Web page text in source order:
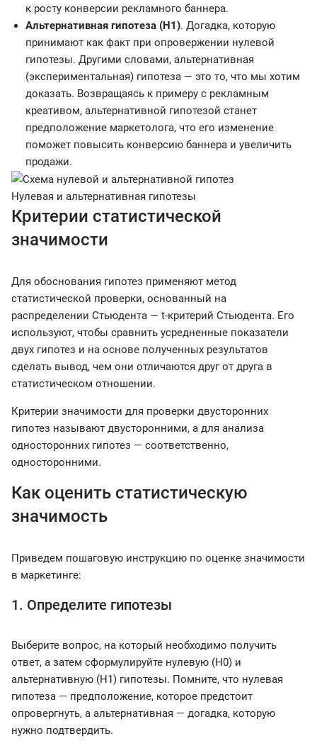
к росту конверсии рекламного баннера.
Альтернативная гипотеза (Н1). Догадка, которую
принимают как факт при опровержении нулевой
гипотезы. Другими словами, альтернативная
(экспериментальная) гипотеза — это то, что мы хотим
доказать. Возвращаясь к примеру с рекламным
креативом, альтернативной гипотезой станет
предположение маркетолога, что его изменение
поможет повысить конверсию баннера и увеличить
продажи.
Нулевая и альтернативная гипотезы
Критерии статистической
значимости
Для обоснования гипотез применяют метод
статистической проверки, основанный на
распределении Стьюдента — t-критерий Стьюдента. Его
используют, чтобы сравнить усредненные показатели
двух гипотез и на основе полученных результатов
сделать вывод, чем они отличаются друг от друга в
статистическом отношении.
Критерии значимости для проверки двусторонних
гипотез называют двусторонними, а для анализа
односторонних гипотез — соответственно,
односторонними.
Как оценить статистическую
значимость
Приведем пошаговую инструкцию по оценке значимости
в маркетинге:
1. Определите гипотезы
Выберите вопрос, на который необходимо получить
ответ, а затем сформулируйте нулевую (Н0) и
альтернативную (Н1) гипотезы. Помните, что нулевая
гипотеза — предположение, которое предстоит
опровергнуть, а альтернативная — догадка, которую
нужно подтвердить.